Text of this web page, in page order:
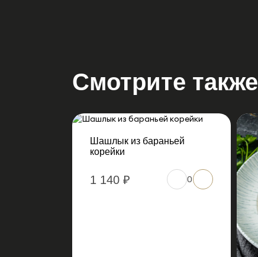
Смотрите также
Шашлык из бараньей
корейки
1 140 ₽ 0